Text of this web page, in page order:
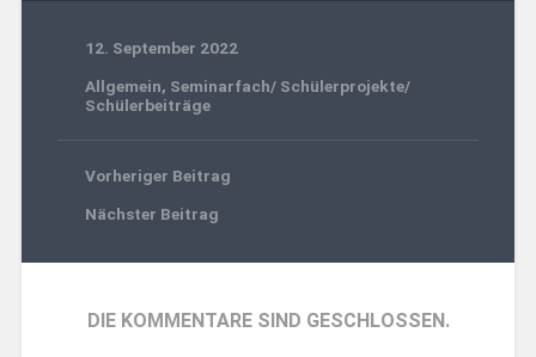
12. September 2022
Allgemein, Seminarfach/ Schülerprojekte/
Schülerbeiträge
Vorheriger Beitrag
Nächster Beitrag
DIE KOMMENTARE SIND GESCHLOSSEN.